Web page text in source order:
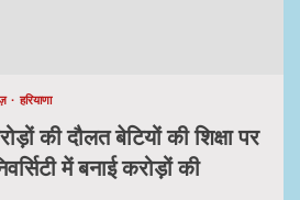
हरियाणा
की दौलत बेटियों की शिक्षा पर
में बनाई करोड़ों की